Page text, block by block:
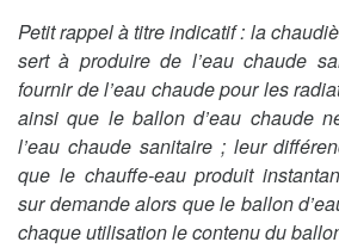
Petit rappel à titre indicatif : la
sert à produire de l’eau chaude
fournir de l’eau chaude pour les
ainsi que le ballon d’eau chaude
l’eau chaude sanitaire ; leur
que le chauffe-eau produit
sur demande alors que le ballon
chaque utilisation le contenu du